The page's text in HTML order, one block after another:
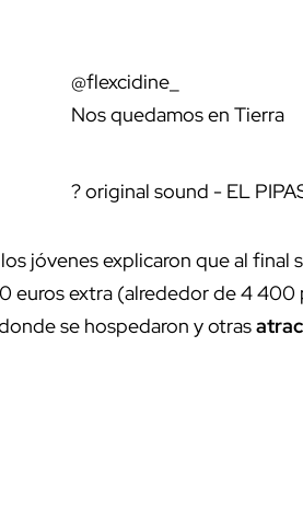
@flexcidine_
Nos quedamos en Tierra
? original sound - EL
jóvenes explicaron que al final
euros extra (alrededor de 4 400
se hospedaron y otras